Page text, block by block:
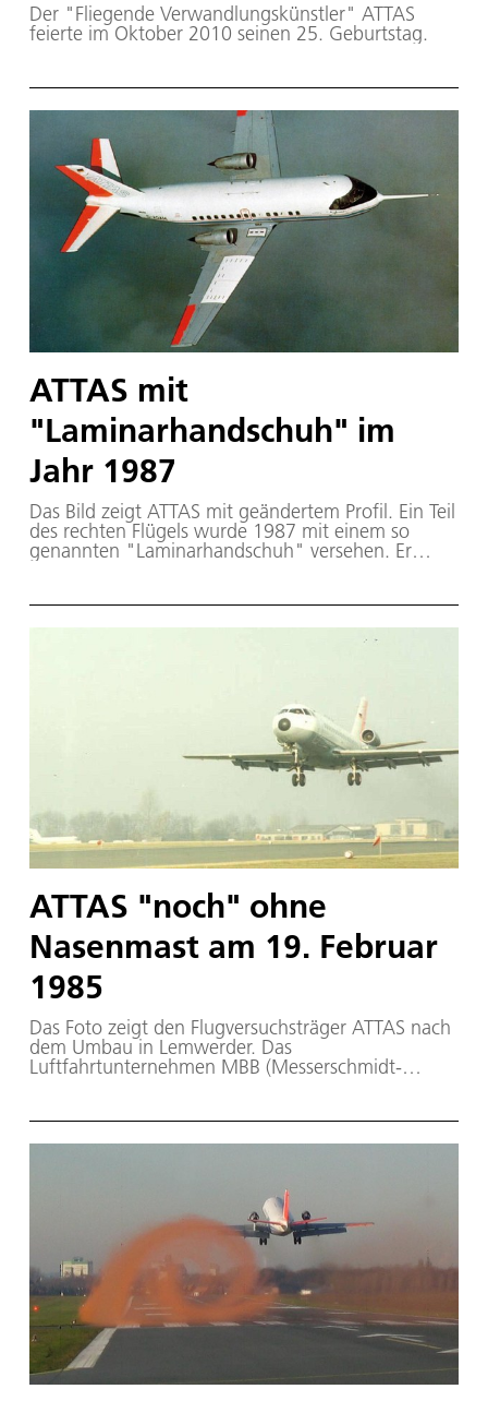
Der "Fliegende Verwandlungskünstler" ATTAS
feierte im Oktober 2010 seinen 25. Geburtstag.
ATTAS mit
"Laminarhandschuh" im
Jahr 1987
Das Bild zeigt ATTAS mit geändertem Profil. Ein Teil
des rechten Flügels wurde 1987 mit einem so
genannten "Laminarhandschuh" versehen. Er
Wissenschaftler des DLR untersuchten, ob auch bei
Verkehrsflugzeugen (ähnlich wie bei
Segelflugzeugen) durch neue Profile längere
Treibstoffverbrauch verringert werden. Infrarot-
Kameras messen den laminar-turbulenten
Strömungsumschlag.
ATTAS "noch" ohne
Nasenmast am 19. Februar
1985
Das Foto zeigt den Flugversuchsträger ATTAS nach
dem Umbau in Lemwerder. Das
Luftfahrtunternehmen MBB (Messerschmidt-
Erstflug durch. Der Rumpf ist noch nicht in DLR-
Farben lackiert.